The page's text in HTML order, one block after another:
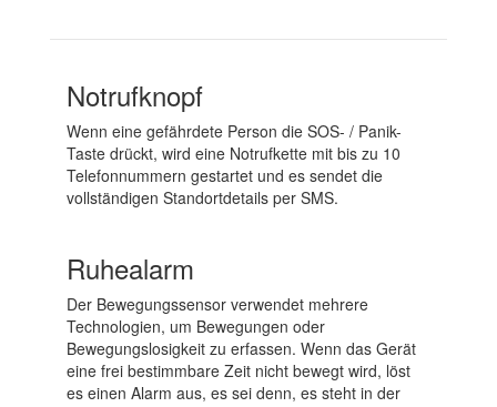
Notrufknopf
Wenn eine gefährdete Person die SOS- / Panik-
Taste drückt, wird eine Notrufkette mit bis zu 10
Telefonnummern gestartet und es sendet die
vollständigen Standortdetails per SMS.
Ruhealarm
Der Bewegungssensor verwendet mehrere
Technologien, um Bewegungen oder
Bewegungslosigkeit zu erfassen. Wenn das Gerät
eine frei bestimmbare Zeit nicht bewegt wird, löst
es einen Alarm aus, es sei denn, es steht in der